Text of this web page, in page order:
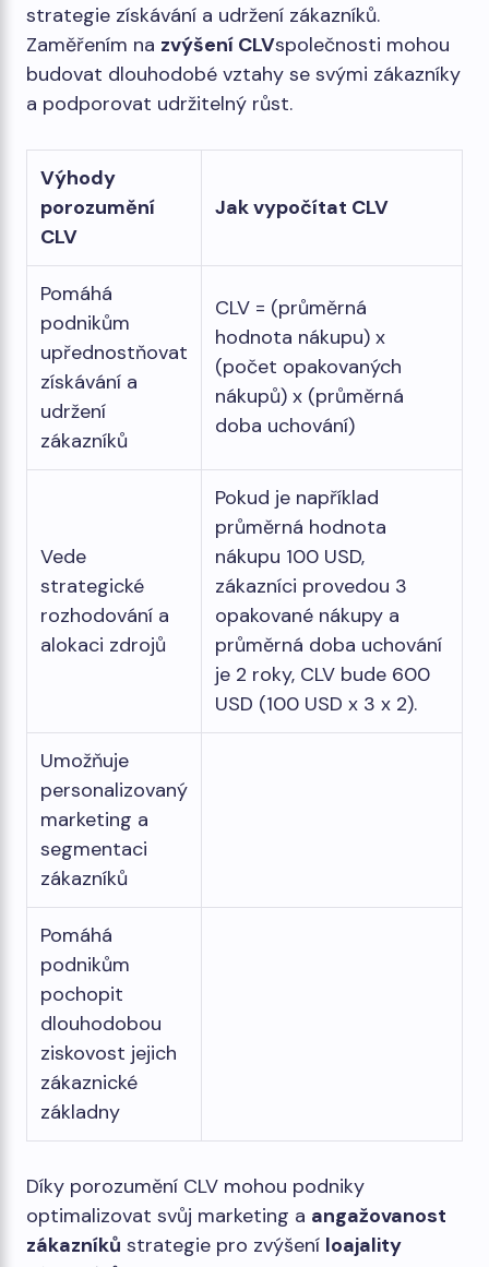
strategie získávání a udržení zákazníků.
Zaměřením na zvýšení CLVspolečnosti mohou
budovat dlouhodobé vztahy se svými zákazníky
a podporovat udržitelný růst.
Výhody
porozumění
CLV
Jak vypočítat CLV
Pomáhá
podnikům
upřednostňovat
získávání a
udržení
zákazníků
CLV = (průměrná
hodnota nákupu) x
(počet opakovaných
nákupů) x (průměrná
doba uchování)
Vede
strategické
rozhodování a
alokaci zdrojů
Pokud je například
průměrná hodnota
nákupu 100 USD,
zákazníci provedou 3
opakované nákupy a
průměrná doba uchování
je 2 roky, CLV bude 600
USD (100 USD x 3 x 2).
Umožňuje
personalizovaný
marketing a
segmentaci
zákazníků
Pomáhá
podnikům
pochopit
dlouhodobou
ziskovost jejich
zákaznické
základny
Díky porozumění CLV mohou podniky
optimalizovat svůj marketing a angažovanost
zákazníků strategie pro zvýšení loajality